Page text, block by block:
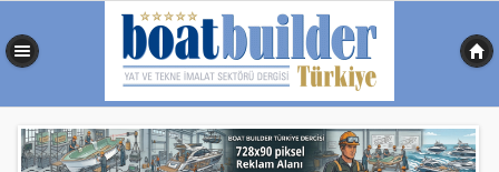
0,570 sn